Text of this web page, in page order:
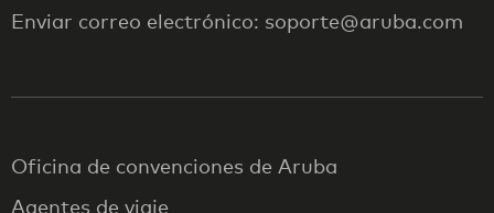
Enviar correo electrónico: soporte@aruba.com
Oficina de convenciones de Aruba
Agentes de viaje